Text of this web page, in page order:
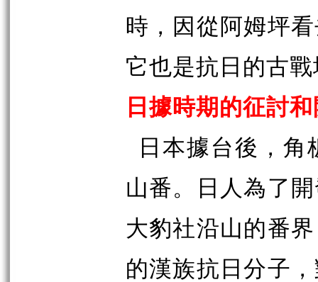
時，因從阿姆坪
它也是抗日的古
日據時期的征討
日本據台後，
山番。日人為了
大豹社沿山的番
的漢族抗日分子